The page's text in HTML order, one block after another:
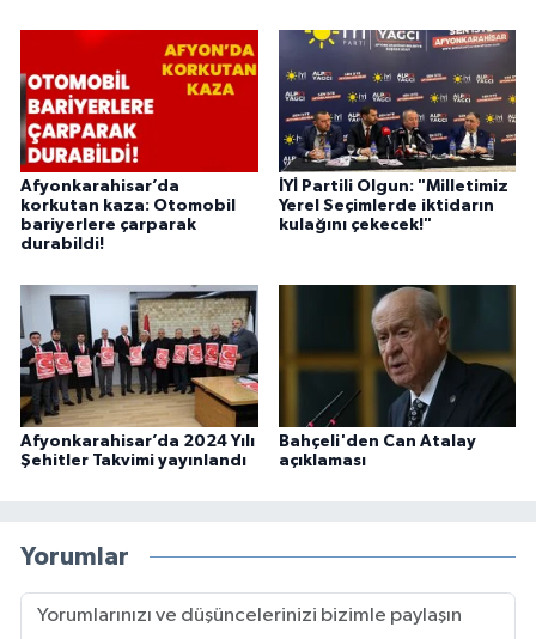
Afyonkarahisar’da
korkutan kaza: Otomobil
bariyerlere çarparak
durabildi!
İYİ Partili Olgun: "Milletimiz
Yerel Seçimlerde iktidarın
kulağını çekecek!"
Afyonkarahisar’da 2024 Yılı
Şehitler Takvimi yayınlandı
Bahçeli'den Can Atalay
açıklaması
Yorumlar